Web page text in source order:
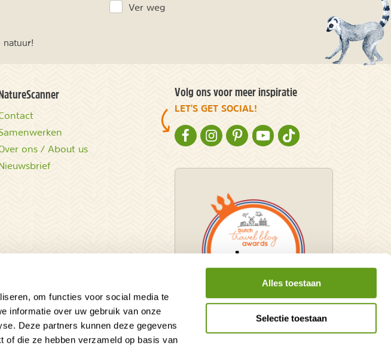
om functies voor social media te
informatie over uw gebruik van onze
Deze partners kunnen deze gegevens
of die ze hebben verzameld op basis van
Alles toestaan
Selectie toestaan
Ver weg
natuur!
ons / About us
Volg ons voor meer inspiratie
LET'S GET SOCIAL!
NATURESCANNER OP FACEBOOK
NATURESCANNER OP INSTAGRAM
NATURESCANNER OP PINTEREST
NATURESCANNER OP YOUTUBE
NATURESCANNER OP